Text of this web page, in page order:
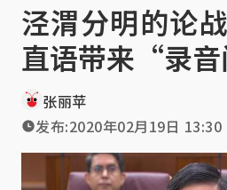
泾渭分明的论
直语带来“录
张丽苹
发布:2020年02月19日 13:30